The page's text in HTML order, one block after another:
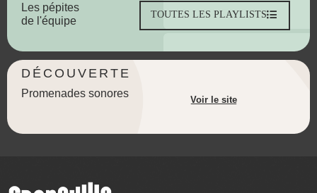
Les pépites
de l'équipe
TOUTES LES PLAYLISTS
DÉCOUVERTE
Promenades sonores
Voir le site